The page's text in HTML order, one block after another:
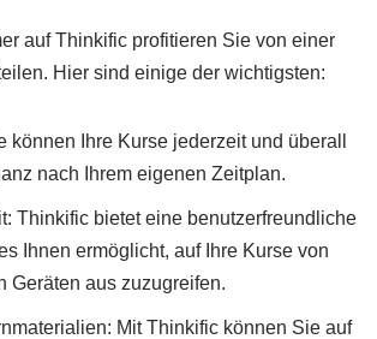
auf Thinkific profitieren Sie von einer
Hier sind einige der wichtigsten:
können Ihre Kurse jederzeit und überall
nach Ihrem eigenen Zeitplan.
Thinkific bietet eine benutzerfreundliche
Ihnen ermöglicht, auf Ihre Kurse von
Geräten aus zuzugreifen.
Mit Thinkific können Sie auf